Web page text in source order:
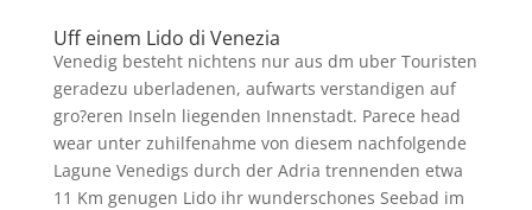
Uff einem Lido di Venezia
Venedig besteht nichtens nur aus dm uber Touristen
geradezu uberladenen, aufwarts verstandigen auf
gro?eren Inseln liegenden Innenstadt. Parece head
wear unter zuhilfenahme von diesem nachfolgende
Lagune Venedigs durch der Adria trennenden etwa
11 Km genugen Lido ihr wunderschones Seebad im